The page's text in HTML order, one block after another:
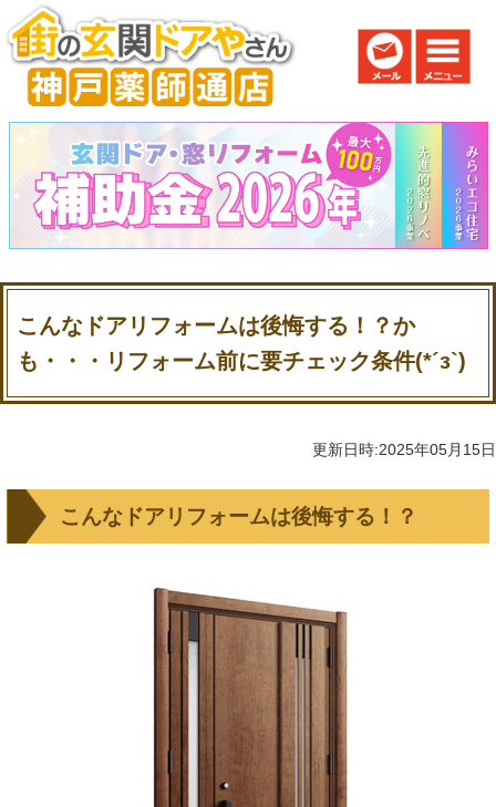
こんなドアリフォームは後悔する！？か
も・・・リフォーム前に要チェック条件(*´з`)
更新日時:2025年05月15日
こんなドアリフォームは後悔する！？